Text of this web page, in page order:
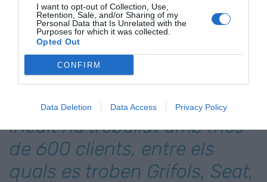
I want to opt-out of Collection, Use,
Retention, Sale, and/or Sharing of my
Personal Data that Is Unrelated with the
Purposes for which it was collected.
Opted Out
CONFIRM
Data Deletion Data Access Privacy Policy
un pilot, aprenem i corregim”, resumeix el CEO
d’Inèdit. Però aquí no acaba la llista: entre els més
de 600 clients per als quals ha treballat la
consultoria destaquen noms comSeat,Danone
Coca-Cola, Desigual, Ametller Origen,
Comsa,L’Oreal,Kave HomeoCasa Tarradellas.
Inèdit ha treballat amb més
de 600 clients, entre els
quals es troben Grifols, Seat,